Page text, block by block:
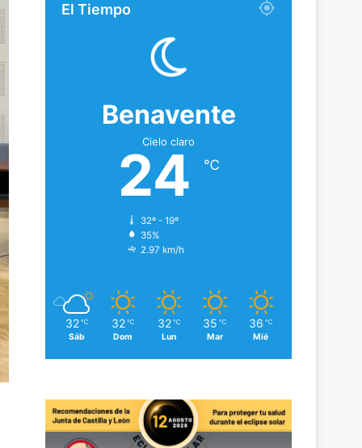
El Tiempo
Benavente
Cielo claro
24 ℃
32º - 19º
35%
2.97 km/h
32 ℃
Sáb
32 ℃
Dom
32 ℃
Lun
35 ℃
Mar
36 ℃
Mié